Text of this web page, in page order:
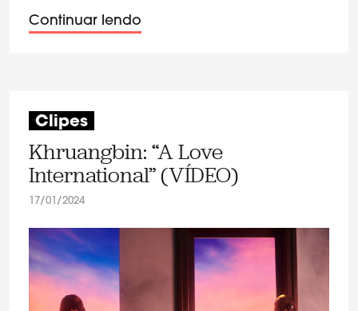
Continuar lendo
Clipes
Khruangbin: “A Love
International” (VÍDEO)
17/01/2024